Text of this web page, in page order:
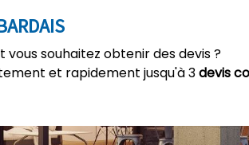
souhaitez obtenir des devis ?
et rapidement jusqu'à 3devis